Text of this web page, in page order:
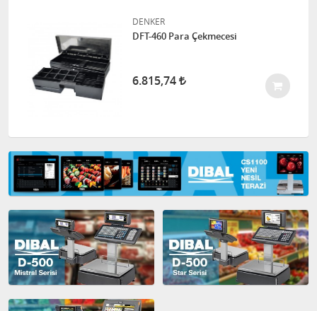
DENKER
DFT-460 Para Çekmecesi
6.815,74